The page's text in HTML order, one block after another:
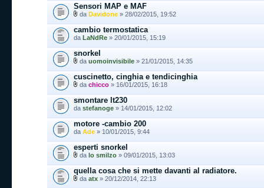
Sensori MAP e MAF
da Davidone » 28/02/2015, 19:52
cambio termostatica
da LaNdRe » 20/01/2015, 15:19
snorkel
da uomoinvisibile » 21/01/2015, 14:35
cuscinetto, cinghia e tendicinghia
da chicco » 16/01/2015, 16:18
smontare lt230
da stefanoge » 14/01/2015, 12:02
motore -cambio 200
da Ade » 10/01/2015, 9:44
esperti snorkel
da lo smilzo » 09/01/2015, 13:03
quella cosa che si mette davanti al radiatore.
da atx » 20/12/2014, 22:13